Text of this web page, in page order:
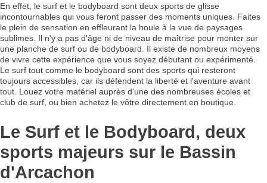
En effet, le surf et le bodyboard sont deux sports de glisse
incontournables qui vous feront passer des moments uniques. Faites
le plein de sensation en effleurant la houle à la vue de paysages
sublimes. Il n'y a pas d'âge ni de niveau de maîtrise pour monter sur
une planche de surf ou de bodyboard. Il existe de nombreux moyens
de vivre cette expérience que vous soyez débutant ou expérimenté.
Le surf tout comme le bodyboard sont des sports qui resteront
toujours accessibles, car ils défendent la liberté et l'aventure avant
tout. Louez votre matériel auprès d'une des nombreuses écoles et
club de surf, ou bien achetez le vôtre directement en boutique.
Le Surf et le Bodyboard, deux
sports majeurs sur le Bassin
d'Arcachon